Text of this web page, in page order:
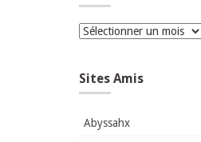
Archives
Sites Amis
Abyssahx